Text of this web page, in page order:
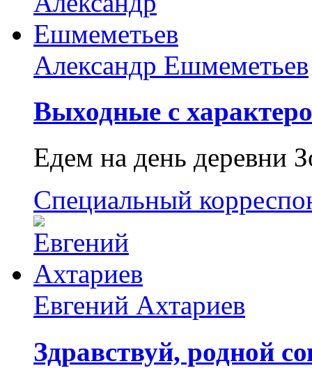
Александр Ешмеметьев
Выходные с
Едем на день деревни
Специальный
Евгений Ахтариев
Здравствуй, родной